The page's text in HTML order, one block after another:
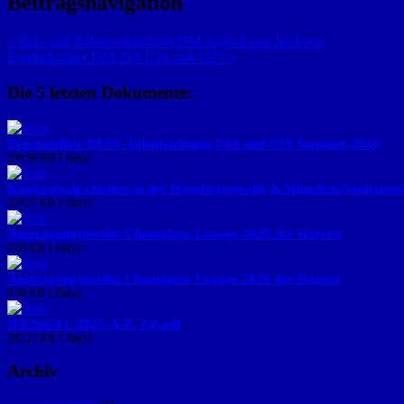
« Zeit- und Bahneneinteilung DM Jugend und Junioren
Ergebnislisten DM Ziel U16 und U23 »
Die 5 letzten Dokumente:
Ergebnisliste DESV-Talentsichtung U16 und U19 Sommer 2026
290.98 KB 1 file(s)
Kinderstockschießen in der Hanebergstraße in München/
253.27 KB 1 file(s)
Austragungsmodus Champions League 2026 der Herren
0.00 KB 1 file(s)
Austragungsmodus Champions League 2026 der Damen
0.00 KB 1 file(s)
IFI-SpGLi_2025-A-Z_2.0.pdf
292.22 KB 1 file(s)
Archiv